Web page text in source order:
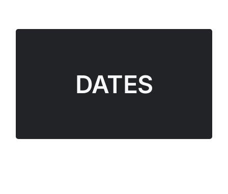
DATES
AVRIL / Mercredi 1er Avril 2026, de 14h à 17h ;
Mercredi 15 Avril 2026 de 10h à 13h